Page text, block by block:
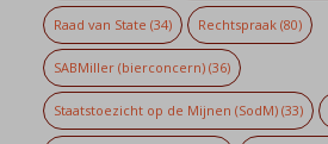
Raad van State (34) Rechtspraak (80)
SABMiller (bierconcern)(36)
Staatstoezicht op de Mijnen (SodM)(33)